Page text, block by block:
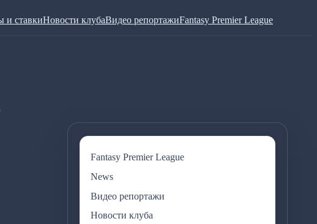
и ставкиНовости клубаВидео репортажиFantasy Premier League
Fantasy Premier League
News
Видео репортажи
Новости клуба